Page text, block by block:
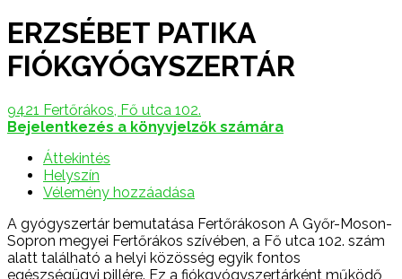
ERZSÉBET PATIKA
FIÓKGYÓGYSZERTÁR
9421 Fertőrákos, Fő utca 102.
Bejelentkezés a könyvjelzők számára
Áttekintés
Helyszín
Vélemény hozzáadása
A gyógyszertár bemutatása Fertőrákoson A Győr-Moson-
Sopron megyei Fertőrákos szívében, a Fő utca 102. szám
alatt található a helyi közösség egyik fontos
egészségügyi pillére. Ez a fiókgyógyszertárként működő